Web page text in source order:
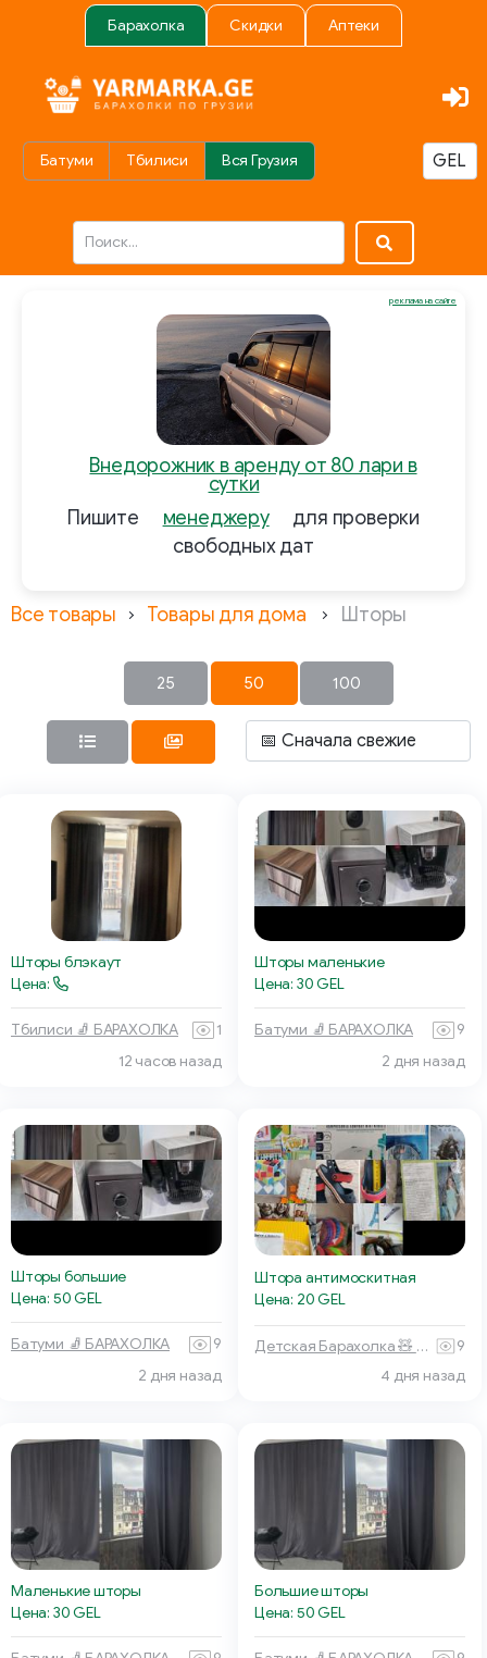
Барахолка Скидки Аптеки
Батуми Тбилиси Вся Грузия
Внедорожник в аренду от 80 лари в
сутки
Пишите
менеджеру
для проверки
свободных дат
реклама на сайте
Все товары Товары для дома Шторы
25 50 100
Шторы блэкаут
Цена:
Тбилиси 🧦 БАРАХОЛКА
1
12 часов назад
Шторы маленькие
Цена: 30 GEL
Батуми 🧦 БАРАХОЛКА
9
2 дня назад
Шторы большие
Цена: 50 GEL
Батуми 🧦 БАРАХОЛКА
9
2 дня назад
Штора антимоскитная
Цена: 20 GEL
Детская Барахолка 🧸 Батуми
9
4 дня назад
Маленькие шторы
Цена: 30 GEL
Большие шторы
Цена: 50 GEL